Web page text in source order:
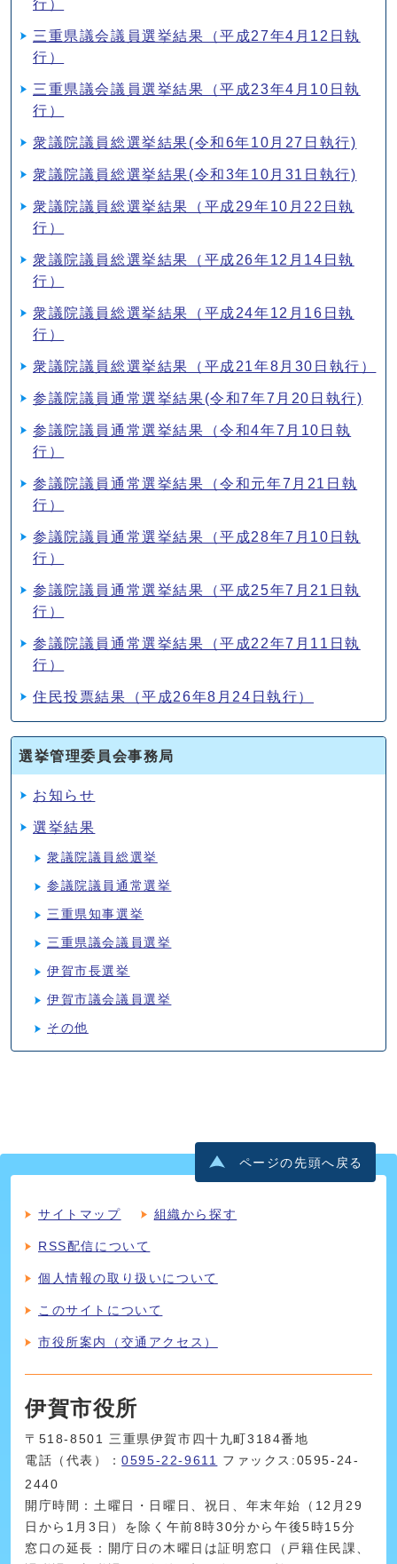
行）
三重県議会議員選挙結果（平成27年4月12日執
行）
三重県議会議員選挙結果（平成23年4月10日執
行）
衆議院議員総選挙結果(令和6年10月27日執行)
衆議院議員総選挙結果(令和3年10月31日執行)
衆議院議員総選挙結果（平成29年10月22日執
行）
衆議院議員総選挙結果（平成26年12月14日執
行）
衆議院議員総選挙結果（平成24年12月16日執
行）
衆議院議員総選挙結果（平成21年8月30日執行）
参議院議員通常選挙結果(令和7年7月20日執行)
参議院議員通常選挙結果（令和4年7月10日執
行）
参議院議員通常選挙結果（令和元年7月21日執
行）
参議院議員通常選挙結果（平成28年7月10日執
行）
参議院議員通常選挙結果（平成25年7月21日執
行）
参議院議員通常選挙結果（平成22年7月11日執
行）
住民投票結果（平成26年8月24日執行）
選挙管理委員会事務局
お知らせ
選挙結果
衆議院議員総選挙
参議院議員通常選挙
三重県知事選挙
三重県議会議員選挙
伊賀市長選挙
伊賀市議会議員選挙
その他
ページの先頭へ戻る
サイトマップ 組織から探す
RSS配信について
個人情報の取り扱いについて
このサイトについて
市役所案内（交通アクセス）
伊賀市役所
〒518-8501 三重県伊賀市四十九町3184番地
電話（代表）：0595-22-9611
ファックス:0595-24-
2440
開庁時間：土曜日・日曜日、祝日、年末年始（12月29
日から1月3日）を除く午前8時30分から午後5時15分
窓口の延長：開庁日の木曜日は証明窓口（戸籍住民課、